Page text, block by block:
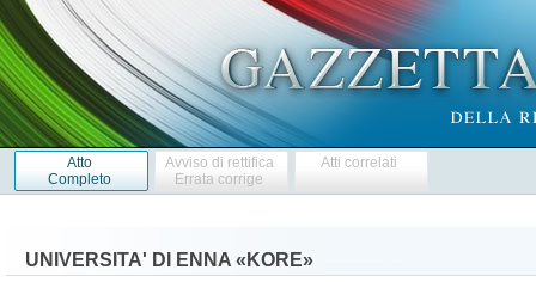
Atto
Completo
Avviso di rettifica
Errata corrige
Atti correlati
UNIVERSITA' DI ENNA «KORE»